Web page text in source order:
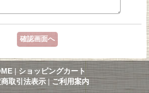
| ショッピングカート
取引法表示 | ご利用案内